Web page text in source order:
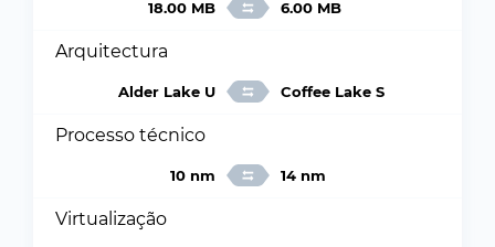
18.00 MB 6.00 MB
Arquitectura
Alder Lake U Coffee Lake S
Processo técnico
10 nm 14 nm
Virtualização